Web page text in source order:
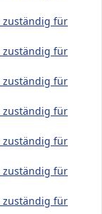
zuständig für
zuständig für
zuständig für
zuständig für
zuständig für
zuständig für
zuständig für